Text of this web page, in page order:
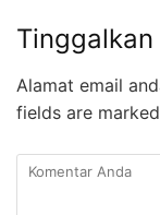
Tinggalkan
Alamat email
fields are marked